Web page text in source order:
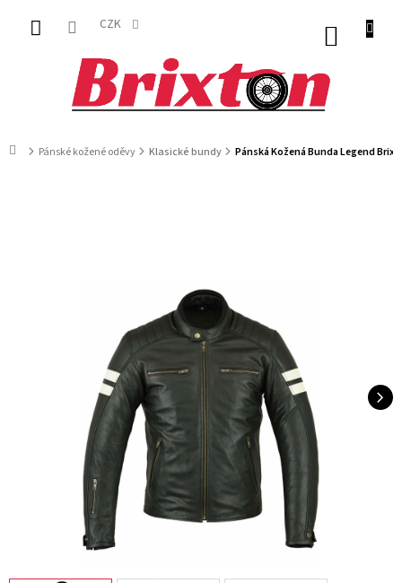
obsah
CZK
DomůPánské kožené oděvy Klasické bundy Pánská Kožená Bunda Legend